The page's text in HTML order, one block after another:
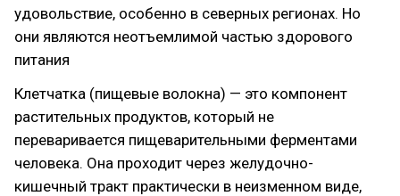
удовольствие, особенно в северных регионах. Но
они являются неотъемлимой частью здорового
питания
Клетчатка (пищевые волокна) — это компонент
растительных продуктов, который не
переваривается пищеварительными ферментами
человека. Она проходит через желудочно-
кишечный тракт практически в неизменном виде,